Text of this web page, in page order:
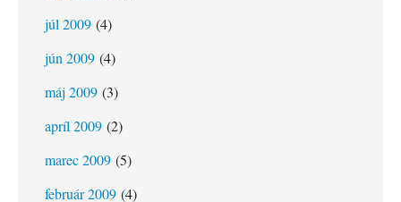
júl 2009 (4)
jún 2009 (4)
máj 2009 (3)
apríl 2009 (2)
marec 2009 (5)
február 2009 (4)